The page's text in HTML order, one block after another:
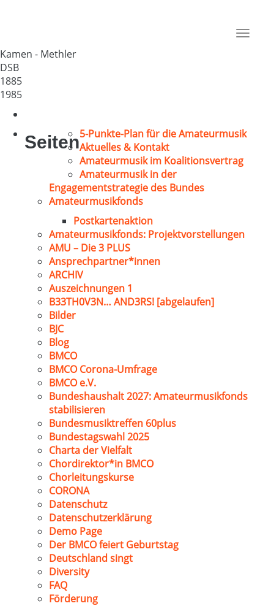
Toggle
Kamen - Methler
DSB
1885
1985
Seiten5-Punkte-Plan für die Amateurmusik
Aktuelles & Kontakt
Amateurmusik im Koalitionsvertrag
Amateurmusik in der
Engagementstrategie des Bundes
Amateurmusikfonds
Postkartenaktion
Amateurmusikfonds: Projektvorstellungen
AMU – Die 3 PLUS
Ansprechpartner*innen
ARCHIV
Auszeichnungen 1
B33TH0V3N… AND3RS! [abgelaufen]
Bilder
BJC
Blog
BMCO
BMCO Corona-Umfrage
BMCO e.V.
Bundeshaushalt 2027: Amateurmusikfonds
stabilisieren
Bundesmusiktreffen 60plus
Bundestagswahl 2025
Charta der Vielfalt
Chordirektor*in BMCO
Chorleitungskurse
CORONA
Datenschutz
Datenschutzerklärung
Demo Page
Der BMCO feiert Geburtstag
Deutschland singt
Diversity
FAQ
Förderung